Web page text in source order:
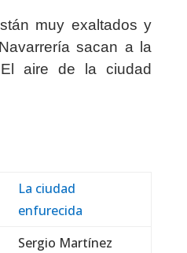
muy exaltados y
sacan a la
aire de la ciudad
La ciudad
enfurecida
Sergio Martínez